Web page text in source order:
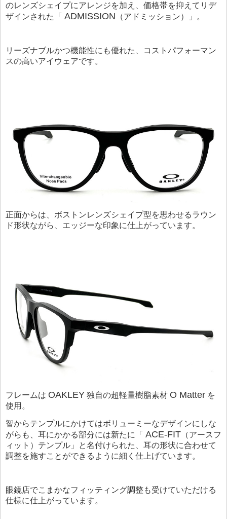
のレンズシェイプにアレンジを加え、価格帯を抑えてリデ
ザインされた「 ADMISSION （アドミッション）」。
リーズナブルかつ機能性にも優れた、コストパフォーマン
スの高いアイウェアです。
正面からは、ボストンレンズシェイプ型を思わせるラウン
ド形状ながら、エッジーな印象に仕上がっています。
フレームは OAKLEY 独自の超軽量樹脂素材 O Matter を
使用。
智からテンプルにかけてはボリューミーなデザインにしな
がらも、耳にかかる部分には新たに「 ACE-FIT （アースフ
ィット）テンプル」と名付けられた、耳の形状に合わせて
調整を施すことができるように細く仕上げています。
眼鏡店でこまかなフィッティング調整も受けていただける
仕様に仕上がっています。